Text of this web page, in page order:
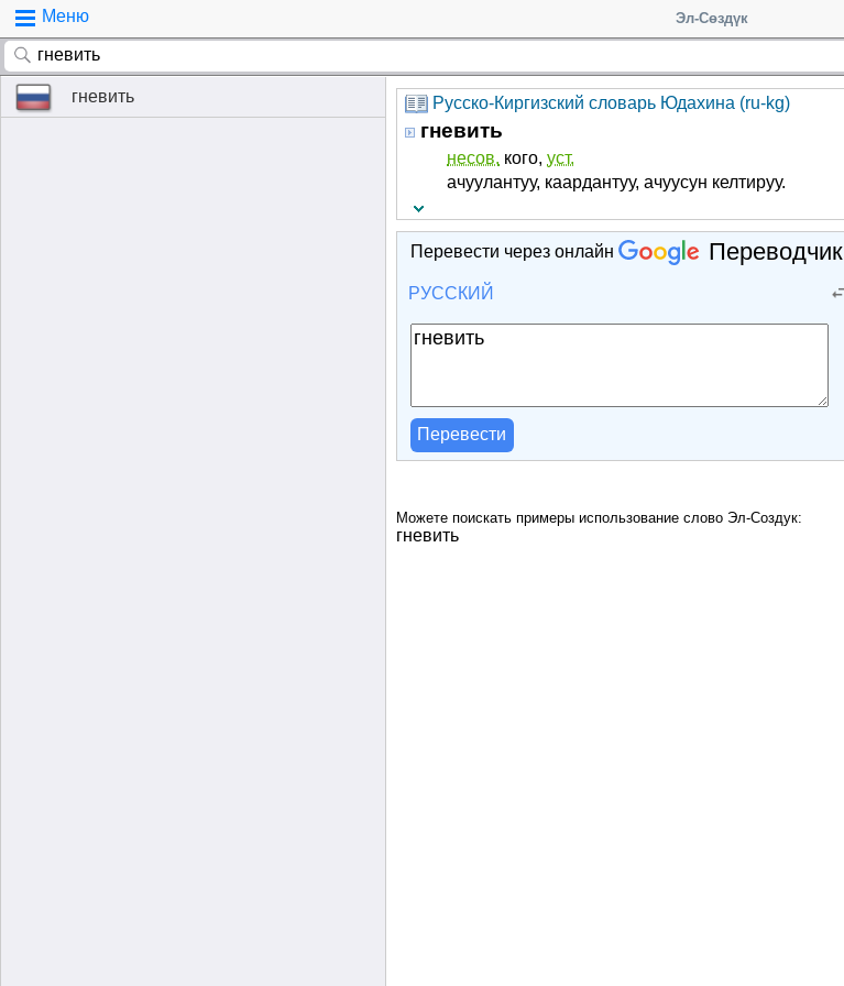
Меню Эл-Сөздүк
гневить Русско-Киргизский словарь Юдахина (ru-kg)
гневить
несов. кого, уст.
ачуулантуу, каардантуу, ачуусун келтируу.
Перевести через онлайн Переводчик
РУССКИЙ
Перевести
Можете поискать примеры использование слово Эл-Создук:
гневить